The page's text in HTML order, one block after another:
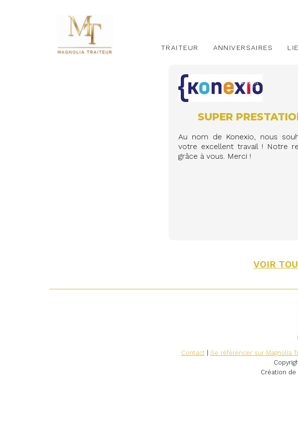
TRAITEUR ANNIVERSAIRES
SUPER
Au nom de Konexio, nous
votre excellent travail ! Notre
grâce à vous. Merci !
VOIR
Contact| Se référencer sur Magnolia
Création